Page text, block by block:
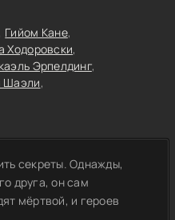
Гийом Кане
Ходоровски
Эрпелдинг
Шаэли
секреты. Однажды,
друга, он сам
мёртвой, и героев